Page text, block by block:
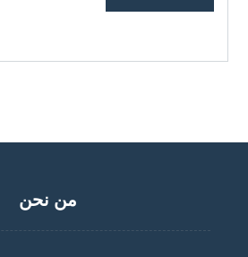
من نحن